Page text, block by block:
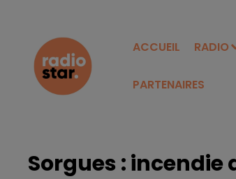
ACCUEIL RADIO
PARTENAIRES
Sorgues :